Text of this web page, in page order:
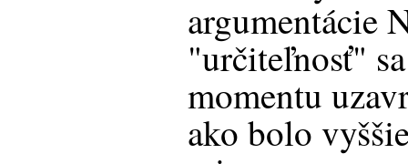
argumentácie
"určiteľnosť"
momentu
ako bolo